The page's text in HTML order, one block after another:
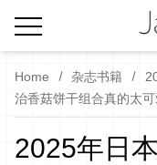
Home 杂志书籍
治香菇饼干组合真的太
2025年日